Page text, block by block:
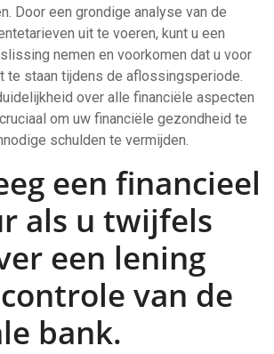
Door een grondige analyse van de
uit te voeren, kunt u een
nemen en voorkomen dat u voor
te staan tijdens de aflossingsperiode.
over alle financiële aspecten
om uw financiële gezondheid te
schulden te vermijden.
een financieel
als u twijfels
een lening
van de
bank.